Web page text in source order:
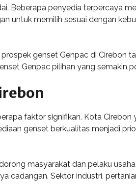
Beberapa penyedia terpercaya
untuk memilih sesuai dengan
genset Genpac di Cirebon
Genpac pilihan yang semakin
faktor signifikan. Kota
genset berkualitas menjadi
masyarakat dan pelaku
cadangan. Sektor industri,